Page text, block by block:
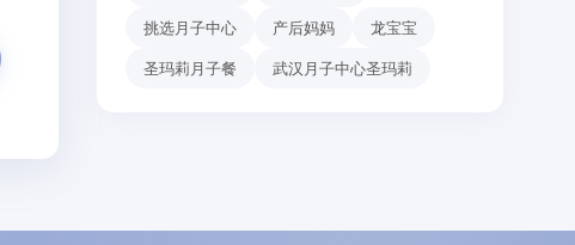
挑选月子中心
产后妈妈
龙宝宝
圣玛莉月子餐
武汉月子中心圣玛莉